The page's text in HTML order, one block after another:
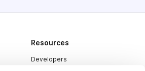
Resources
Developers